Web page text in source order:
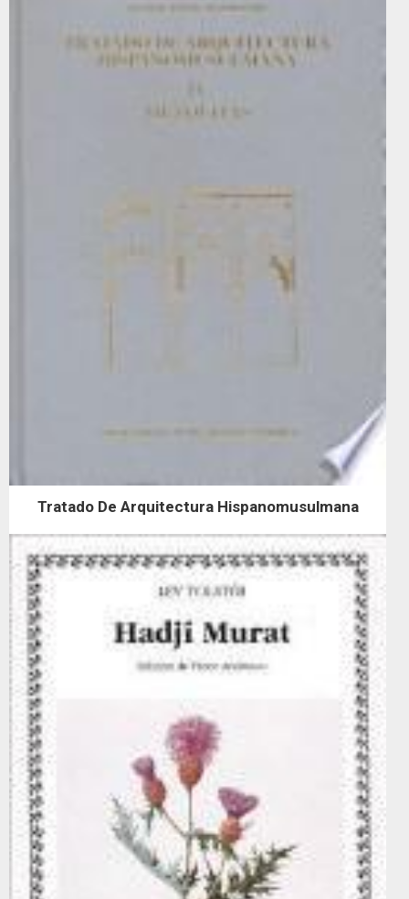
Tratado De Arquitectura Hispanomusulmana